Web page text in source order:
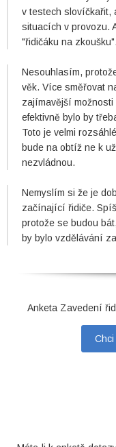
v testech slovíčkařit,
situacích v provozu.
"řidičáku na zkoušku".
Nesouhlasím,
věk. Více směřovat
zajímavější možnosti
efektivně bylo by
Toto je velmi
bude na obtíž ne k
nezvládnou.
Nemyslím si že je
začínající řidiče.
protože se budou
by bylo vzdělávání
Anketa Zavedení